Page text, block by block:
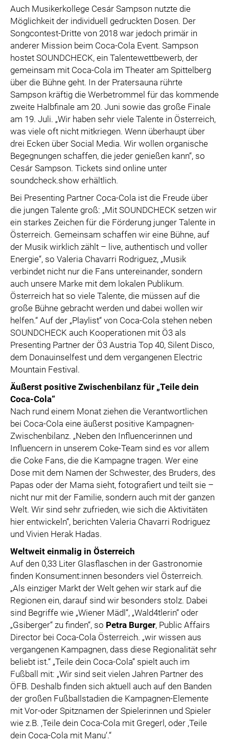
Auch Musikerkollege Cesár Sampson nutzte die
Möglichkeit der individuell gedruckten Dosen. Der
Songcontest-Dritte von 2018 war jedoch primär in
anderer Mission beim Coca-Cola Event. Sampson
hostet SOUNDCHECK, ein Talentewettbewerb, der
gemeinsam mit Coca-Cola im Theater am Spittelberg
über die Bühne geht. In der Pratersauna rührte
Sampson kräftig die Werbetrommel für das kommende
zweite Halbfinale am 20. Juni sowie das große Finale
am 19. Juli. „Wir haben sehr viele Talente in Österreich,
was viele oft nicht mitkriegen. Wenn überhaupt über
drei Ecken über Social Media. Wir wollen organische
Begegnungen schaffen, die jeder genießen kann“, so
Cesár Sampson. Tickets sind online unter
soundcheck.show erhältlich.
Bei Presenting Partner Coca-Cola ist die Freude über
die jungen Talente groß: „Mit SOUNDCHECK setzen wir
ein starkes Zeichen für die Förderung junger Talente in
Österreich. Gemeinsam schaffen wir eine Bühne, auf
der Musik wirklich zählt – live, authentisch und voller
Energie“, so Valeria Chavarri Rodriguez, „Musik
verbindet nicht nur die Fans untereinander, sondern
auch unsere Marke mit dem lokalen Publikum.
Österreich hat so viele Talente, die müssen auf die
große Bühne gebracht werden und dabei wollen wir
helfen.“ Auf der „Playlist“ von Coca-Cola stehen neben
SOUNDCHECK auch Kooperationen mit Ö3 als
Presenting Partner der Ö3 Austria Top 40, Silent Disco,
dem Donauinselfest und dem vergangenen Electric
Mountain Festival.
Äußerst positive Zwischenbilanz für „Teile dein
Coca-Cola“
Nach rund einem Monat ziehen die Verantwortlichen
bei Coca-Cola eine äußerst positive Kampagnen-
Zwischenbilanz. „Neben den Influencerinnen und
Influencern in unserem Coke-Team sind es vor allem
die Coke Fans, die die Kampagne tragen. Wer eine
Dose mit dem Namen der Schwester, des Bruders, des
Papas oder der Mama sieht, fotografiert und teilt sie –
nicht nur mit der Familie, sondern auch mit der ganzen
Welt. Wir sind sehr zufrieden, wie sich die Aktivitäten
hier entwickeln“, berichten Valeria Chavarri Rodriguez
und Vivien Herak Hadas.
Weltweit einmalig in Österreich
Auf den 0,33 Liter Glasflaschen in der Gastronomie
finden Konsument:innen besonders viel Österreich.
„Als einziger Markt der Welt gehen wir stark auf die
Regionen ein, darauf sind wir besonders stolz. Dabei
sind Begriffe wie „Wiener Mädl“, „Wald4tlerin“ oder
„Gsiberger“ zu finden“, so Petra Burger, Public Affairs
Director bei Coca-Cola Österreich. „wir wissen aus
vergangenen Kampagnen, dass diese Regionalität sehr
beliebt ist.“ „Teile dein Coca-Cola“ spielt auch im
Fußball mit: „Wir sind seit vielen Jahren Partner des
ÖFB. Deshalb finden sich aktuell auch auf den Banden
der großen Fußballstadien die Kampagnen-Elemente
mit Vor-oder Spitznamen der Spielerinnen und Spieler
wie z.B. ,Teile dein Coca-Cola mit Gregerl, oder ,Teile
dein Coca-Cola mit Manu‘.“